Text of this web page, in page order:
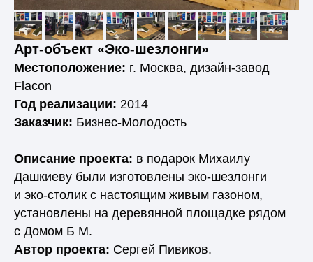
Арт-объект «Эко-шезлонги»
Местоположение: г. Москва, дизайн-завод
Flacon
Год реализации: 2014
Заказчик: Бизнес-Молодость
Описание проекта: в подарок Михаилу
Дашкиеву были изготовлены эко-шезлонги
и эко-столик с настоящим живым газоном,
установлены на деревянной площадке рядом
с Домом Б М.
Автор проекта: Сергей Пивиков.